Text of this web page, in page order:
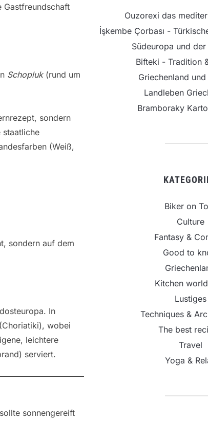
Gastfreundschaft
Schopluk(rund um
sondern
staatliche
(Weiß,
sondern auf dem
In
wobei
leichtere
serviert.
sonnengereift
Ouzorexi das
İşkembe Çorbası -
Südeuropa und
Bifteki - Tradition
Griechenland
Landleben
Bramboraky
Biker on
Culture
Fantasy &
Good to
Kitchen
Lustiges
Techniques &
The best
Travel
Yoga &